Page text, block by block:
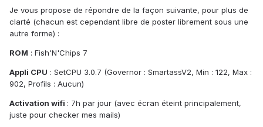
Je vous propose de répondre de la façon suivante, pour plus de
clarté (chacun est cependant libre de poster librement sous une
autre forme) :
ROM : Fish'N'Chips 7
Appli CPU : SetCPU 3.0.7 (Governor : SmartassV2, Min : 122, Max :
902, Profils : Aucun)
Activation wifi : 7h par jour (avec écran éteint principalement,
juste pour checker mes mails)